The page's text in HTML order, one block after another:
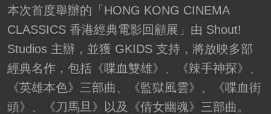
本次首度舉辦的「HONG KONG CINEMA
CLASSICS 香港經典電影回顧展」由 Shout!
Studios 主辦，並獲 GKIDS 支持，將放映多部
經典名作，包括《喋血雙雄》、《辣手神探》、
《英雄本色》三部曲、《監獄風雲》、《喋血街
頭》、《刀馬旦》以及《倩女幽魂》三部曲。